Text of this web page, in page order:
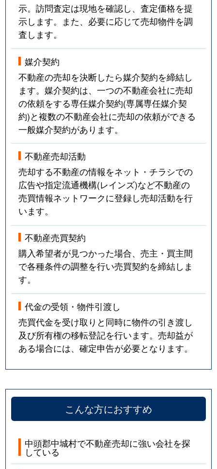
示。訪問査定は現地を確認し、査定価格を提
示します。また、必要に応じて売却物件を調
査します。
媒介契約
不動産の売却を決断したら媒介契約を締結し
ます。媒介契約は、一つの不動産会社に売却
の依頼をする専任媒介契約(専属専任媒介契
約)と複数の不動産会社に売却の依頼ができる
一般媒介契約があります。
不動産売却活動
売却する不動産の情報をネット・チラシでの
広告や指定流通機構(レインズ)など不動産の
売買情報ネットワークに登録し売却活動を行
います。
不動産売買契約
購入希望者が見つかった場合、売主・買主間
で各種条件の調整を行い売買契約を締結しま
す。
代金の受領・物件引渡し
売買代金を受け取りと同時に物件の引き渡し
及び所有権の移転登記を行います。売却益が
ある場合には、確定申告が必要となります。
こんな方におすすめ
中頭郡中城村で不動産売却に強い会社を探
している